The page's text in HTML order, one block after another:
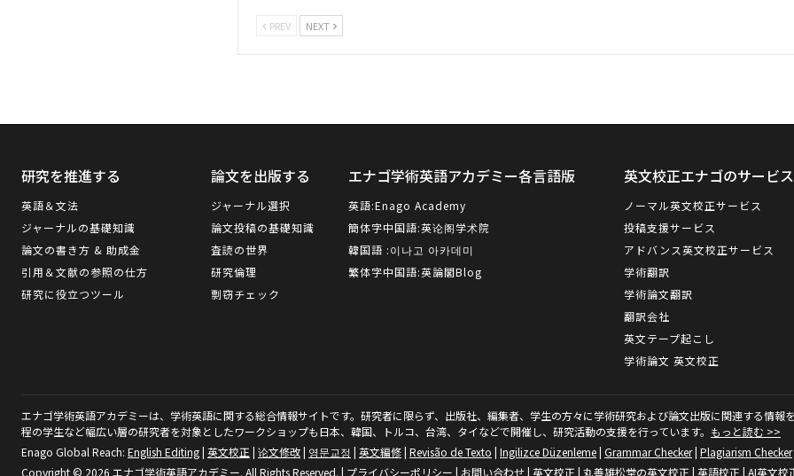
PREV NEXT
研究を推進する
英語＆文法
ジャーナルの基礎知識
論文の書き方 & 助成金
引用＆文献の参照の仕方
研究に役立つツール
論文を出版する
ジャーナル選択
論文投稿の基礎知識
査読の世界
研究倫理
剽窃チェック
エナゴ学術英語アカデミー各言語版
英語:Enago Academy
簡体字中国語:英论阁学术院
韓国語 :이나고 아카데미
繁体字中国語:英論閣Blog
英文校正エナゴのサービス
ノーマル英文校正サービス
投稿支援サービス
アドバンス英文校正サービス
学術翻訳
学術論文翻訳
翻訳会社
英文テープ起こし
学術論文 英文校正
エナゴ学術英語アカデミーは、学術英語に関する総合情報サイトです。研究者に限らず、出版社、編集者、学生の方々に学術研究および論文出版に関連する情
程の学生など幅広い層の研究者を対象としたワークショップも日本、韓国、トルコ、台湾、タイなどで開催し、研究活動の支援を行っています。 もっと読む >>
Enago Global Reach: English Editing| 英文校正 | 论文修改| 영문교정 | 英文編修| Revisão de Texto | Ingilizce Düzenleme| Grammar Checker| Plagiarism Checker
Copyright © 2026 エナゴ学術英語アカデミー. All Rights Reserved. | プライバシーポリシー | お問い合わせ| 英文校正 | 丸善雄松堂の英文校正 | 英語校正 | AI英文校